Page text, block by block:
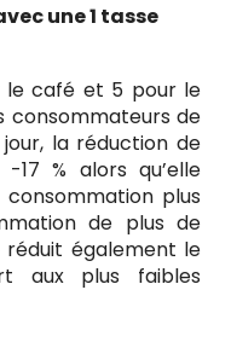
une 1 tasse
le café et 5 pour le
consommateurs de
la réduction de
% alors qu’elle
plus
de plus de
également le
aux plus faibles